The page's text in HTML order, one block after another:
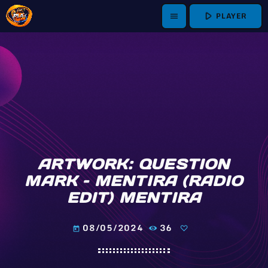
menu play_arrow PLAYER
ARTWORK: QUESTION
MARK – MENTIRA (RADIO
EDIT) MENTIRA
today 08/05/2024 36